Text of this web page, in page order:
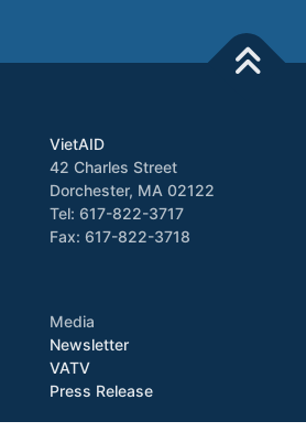
VietAID
42 Charles Street
Dorchester, MA 02122
Tel: 617-822-3717
Fax: 617-822-3718
Media
Newsletter
VATV
Press Release